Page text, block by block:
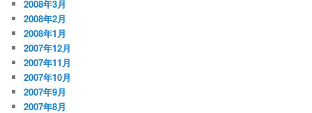
2008年3月
2008年2月
2008年1月
2007年12月
2007年11月
2007年10月
2007年9月
2007年8月